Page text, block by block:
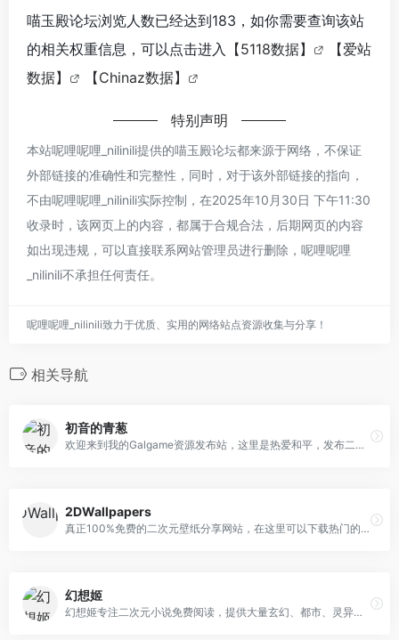
喵玉殿论坛浏览人数已经达到183，如你需要查询该站
的相关权重信息，可以点击进入
【5118数据】
【爱站
数据】
【Chinaz数据】
特别声明
本站呢哩呢哩_nilinili提供的喵玉殿论坛都来源于网络，不保证
外部链接的准确性和完整性，同时，对于该外部链接的指向，
不由呢哩呢哩_nilinili实际控制，在2025年10月30日 下午11:30
收录时，该网页上的内容，都属于合规合法，后期网页的内容
如出现违规，可以直接联系网站管理员进行删除，呢哩呢哩
_nilinili不承担任何责任。
呢哩呢哩_nilinili致力于优质、实用的网络站点资源收集与分享！
相关导航
初音的青葱
欢迎来到我的Galgame资源发布站，这里是热爱和平，发布二次元相关的资源站，努力打造舒心畅快的气氛，本网站是唯一地址，您的支持是我的动力
2DWallpapers
真正100%免费的二次元壁纸分享网站，在这里可以下载热门的4K超清动漫/游戏壁纸，分类特别齐全，有很多特别流行的壁纸（鬼刀、间谍过家家、赛马娘、进击的巨人、原神、星穹铁道、碧蓝航线、蔚蓝档案等等热门的），不用登陆点击就可以立刻下载。
幻想姬
幻想姬专注二次元小说免费阅读，提供大量玄幻、都市、灵异、科幻、仙侠、女生类的二次元小说免费在线阅读。